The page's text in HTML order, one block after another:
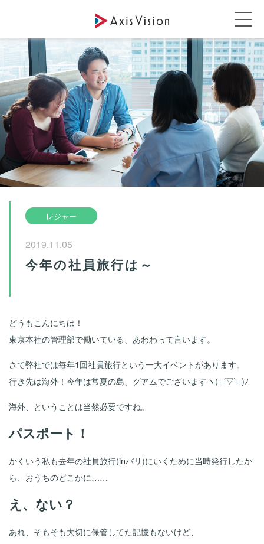
レジャー
2019.11.05
今年の社員旅行は～
どうもこんにちは！
東京本社の管理部で働いている、あわわって言います。
さて弊社では毎年1回社員旅行という一大イベントがあります。
行き先は海外！今年は常夏の島、グアムでございますヽ(=´▽`=)ﾉ
海外、ということは当然必要ですね。
パスポート！
かくいう私も去年の社員旅行(inバリ)にいくために当時発行したか
ら、おうちのどこかに……
え、ない？
あれ、そもそも大切に保管してた記憶もないけど、